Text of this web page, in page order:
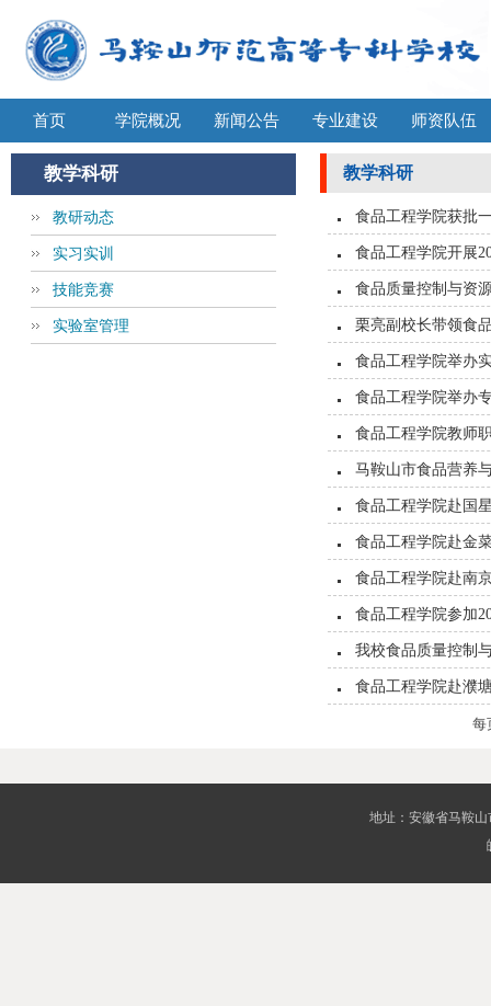
首页 学院概况 新闻公告 专业建设 师资队伍
教学科研
教研动态
实习实训
技能竞赛
实验室管理
教学科研
食品工程学院获批
食品工程学院开展
食品质量控制与资
栗亮副校长带领食
食品工程学院举办
食品工程学院举办
食品工程学院教师
马鞍山市食品营养
食品工程学院赴国
食品工程学院赴金
食品工程学院赴南
食品工程学院参加
我校食品质量控制
食品工程学院赴濮
地址：安徽省马鞍